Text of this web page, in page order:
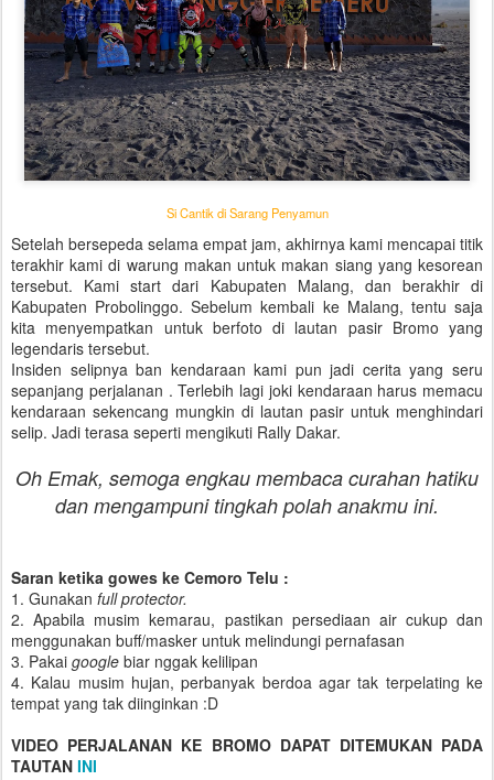
Si Cantik di Sarang Penyamun
Setelah bersepeda selama empat jam, akhirnya kami mencapai titik
terakhir kami di warung makan untuk makan siang yang kesorean
tersebut. Kami start dari Kabupaten Malang, dan berakhir di
Kabupaten Probolinggo. Sebelum kembali ke Malang, tentu saja
kita menyempatkan untuk berfoto di lautan pasir Bromo yang
legendaris tersebut.
Insiden selipnya ban kendaraan kami pun jadi cerita yang seru
sepanjang perjalanan . Terlebih lagi joki kendaraan harus memacu
kendaraan sekencang mungkin di lautan pasir untuk menghindari
selip. Jadi terasa seperti mengikuti Rally Dakar.
Oh Emak, semoga engkau membaca curahan hatiku
dan mengampuni tingkah polah anakmu ini.
Saran ketika gowes ke Cemoro Telu :
1. Gunakan full protector.
2. Apabila musim kemarau, pastikan persediaan air cukup dan
menggunakan buff/masker untuk melindungi pernafasan
3. Pakai google biar nggak kelilipan
4. Kalau musim hujan, perbanyak berdoa agar tak terpelating ke
tempat yang tak diinginkan :D
VIDEO PERJALANAN KE BROMO DAPAT DITEMUKAN PADA
TAUTAN INI